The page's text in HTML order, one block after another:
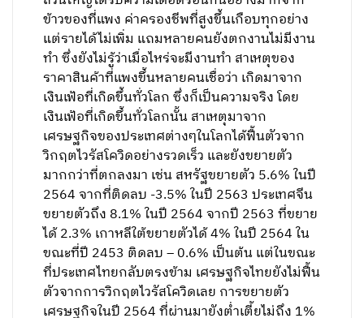
ข้าวของที่แพง ค่าครองชีพที่สูงขึ้นเกือบทุกอย่าง
แต่รายได้ไม่เพิ่ม แถมหลายคนยังตกงานไม่มีงาน
ทำ ซึ่งยังไม่รู้ว่าเมื่อไหร่จะมีงานทำ สาเหตุของ
ราคาสินค้าที่แพงขึ้นหลายคนเชื่อว่า เกิดมาจาก
เงินเฟ้อที่เกิดขึ้นทั่วโลก ซึ่งก็เป็นความจริง โดย
เงินเฟ้อที่เกิดขึ้นทั่วโลกนั้น สาเหตุมาจาก
เศรษฐกิจของประเทศต่างๆในโลกได้ฟื้นตัวจาก
วิกฤตไวรัสโควิดอย่างรวดเร็ว และยังขยายตัว
มากกว่าที่ตกลงมา เช่น สหรัฐขยายตัว 5.6% ในปี
2564 จากที่ติดลบ -3.5% ในปี 2563 ประเทศจีน
ขยายตัวถึง 8.1% ในปี 2564 จากปี 2563 ที่ขยาย
ได้ 2.3% เกาหลีใต้ขยายตัวได้ 4% ในปี 2564 ใน
ขณะที่ปี 2453 ติดลบ – 0.6% เป็นต้น แต่ในขณะ
ที่ประเทศไทยกลับตรงข้าม เศรษฐกิจไทยยังไม่ฟื้น
ตัวจากการวิกฤตไวรัสโควิดเลย การขยายตัว
เศรษฐกิจในปี 2564 ที่ผ่านมายังต่ำเตี้ยไม่ถึง 1%